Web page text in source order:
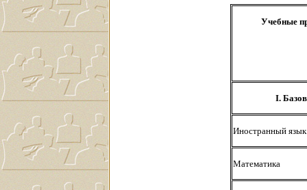
Учебные
I.
Иностранный язык
Математика